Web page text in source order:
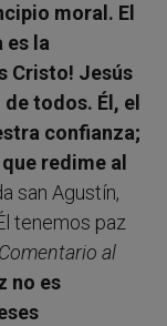
moral. El
es la
Cristo! Jesús
todos. Él, el
confianza;
redime al
san Agustín,
tenemos paz
Comentario al
no es